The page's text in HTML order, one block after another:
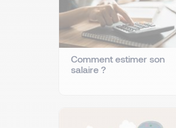
Comment estimer son
salaire ?